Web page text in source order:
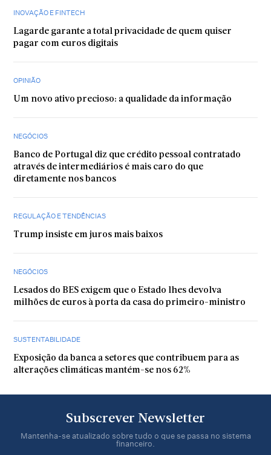
INOVAÇÃO E FINTECH
Lagarde garante a total privacidade de quem quiser
pagar com euros digitais
OPINIÃO
Um novo ativo precioso: a qualidade da informação
NEGÓCIOS
Banco de Portugal diz que crédito pessoal contratado
através de intermediários é mais caro do que
diretamente nos bancos
REGULAÇÃO E TENDÊNCIAS
Trump insiste em juros mais baixos
NEGÓCIOS
Lesados do BES exigem que o Estado lhes devolva
milhões de euros à porta da casa do primeiro-ministro
SUSTENTABILIDADE
Exposição da banca a setores que contribuem para as
alterações climáticas mantém-se nos 62%
Subscrever Newsletter
Mantenha-se atualizado sobre tudo o que se passa no sistema
financeiro.